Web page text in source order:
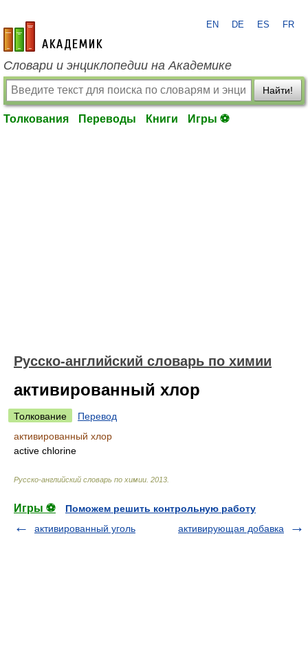
academic.ru
EN DE ES FR
Словари и энциклопедии на Академике
Найти!
Толкования Переводы Книги Игры ⚽
Русско-английский словарь по химии
активированный хлор
Толкование
Перевод
активированный хлор
active chlorine
Русско-английский словарь по химии 2013
Игры ⚽
Поможем решить контрольную работу
активированный уголь
активирующая добавка